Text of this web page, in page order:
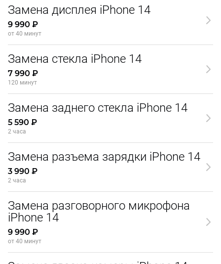
Замена дисплея iPhone 14
9 990 ₽
от 40 минут
Замена стекла iPhone 14
7 990 ₽
120 минут
Замена заднего стекла iPhone 14
5 590 ₽
2 часа
Замена разъема зарядки iPhone 14
3 990 ₽
2 часа
Замена разговорного микрофона
iPhone 14
9 990 ₽
от 40 минут